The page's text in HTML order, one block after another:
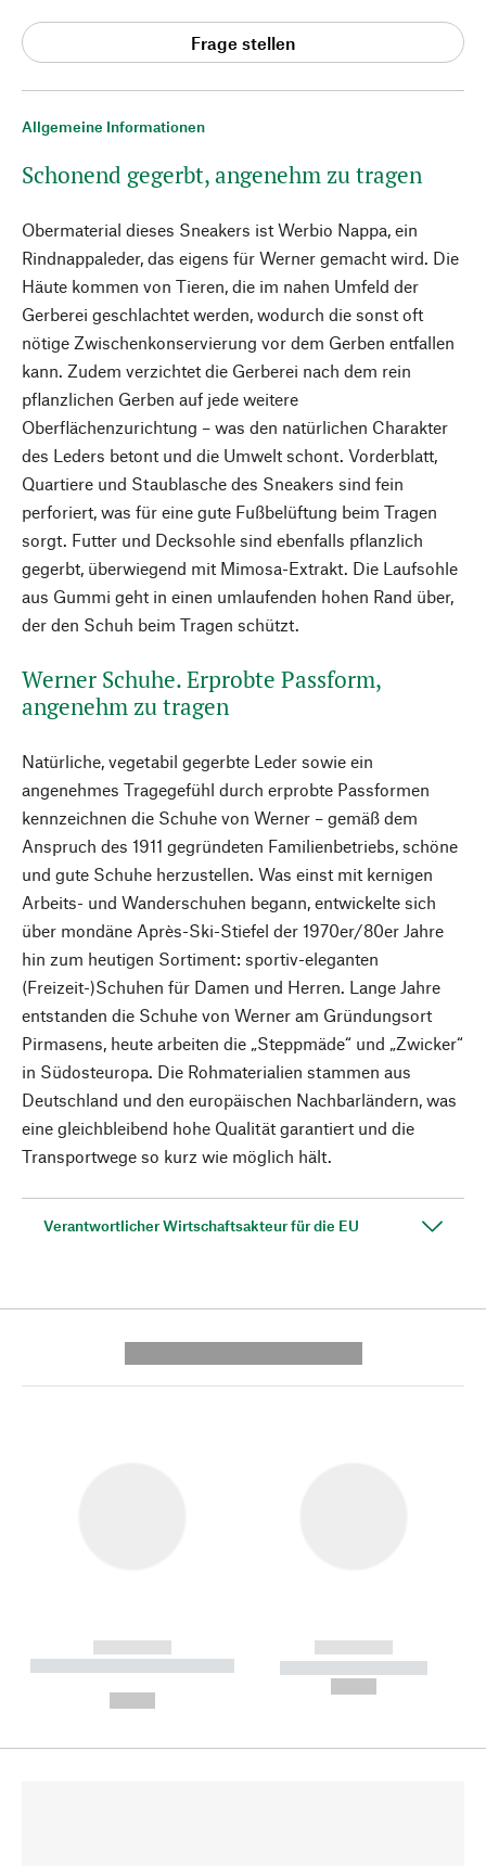
Allgemeine Informationen
Schonend gegerbt, angenehm zu tragen
Obermaterial dieses Sneakers ist Werbio Nappa, ein
Rindnappaleder, das eigens für Werner gemacht wird. Die
Häute kommen von Tieren, die im nahen Umfeld der
Gerberei geschlachtet werden, wodurch die sonst oft
nötige Zwischenkonservierung vor dem Gerben entfallen
kann. Zudem verzichtet die Gerberei nach dem rein
pflanzlichen Gerben auf jede weitere
Oberflächenzurichtung – was den natürlichen Charakter
des Leders betont und die Umwelt schont. Vorderblatt,
Quartiere und Staublasche des Sneakers sind fein
perforiert, was für eine gute Fußbelüftung beim Tragen
sorgt. Futter und Decksohle sind ebenfalls pflanzlich
gegerbt, überwiegend mit Mimosa-Extrakt. Die Laufsohle
aus Gummi geht in einen umlaufenden hohen Rand über,
der den Schuh beim Tragen schützt.
Werner Schuhe. Erprobte Passform,
angenehm zu tragen
Natürliche, vegetabil gegerbte Leder sowie ein
angenehmes Tragegefühl durch erprobte Passformen
kennzeichnen die Schuhe von Werner – gemäß dem
Anspruch des 1911 gegründeten Familienbetriebs, schöne
und gute Schuhe herzustellen. Was einst mit kernigen
Arbeits- und Wanderschuhen begann, entwickelte sich
über mondäne Après-Ski-Stiefel der 1970er/80er Jahre
hin zum heutigen Sortiment: sportiv-eleganten
(Freizeit-)Schuhen für Damen und Herren. Lange Jahre
entstanden die Schuhe von Werner am Gründungsort
Pirmasens, heute arbeiten die „Steppmäde“ und „Zwicker“
in Südosteuropa. Die Rohmaterialien stammen aus
Deutschland und den europäischen Nachbarländern, was
eine gleichbleibend hohe Qualität garantiert und die
Transportwege so kurz wie möglich hält.
Verantwortlicher Wirtschaftsakteur für die EU
Frage stellen
------------
----------- ----------- --------
------------
----------- -----------